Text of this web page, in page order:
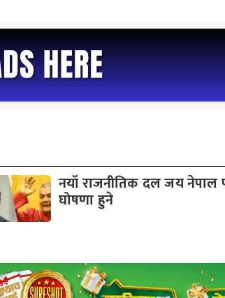
नयाँ राजनीतिक दल जय नेपाल
घोषणा हुने